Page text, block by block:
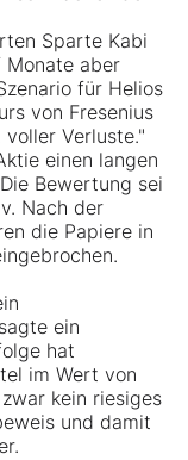
Sparte Kabi
Monate aber
für Helios
von Fresenius
Verluste."
einen langen
Bewertung sei
Nach der
die Papiere in
ein
hat
im Wert von
kein riesiges
und damit